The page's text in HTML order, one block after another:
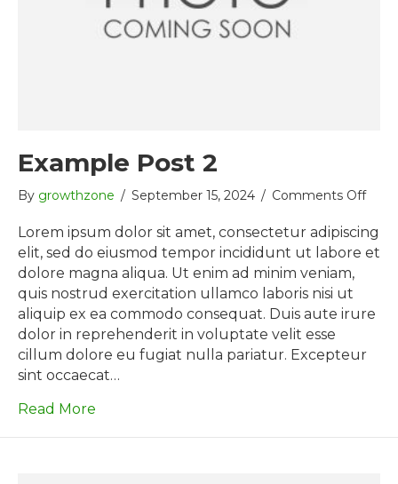
Example Post 2
By growthzone / September 15, 2024 / Comments Offon
Post
2
Lorem ipsum dolor sit amet, consectetur adipiscing
elit, sed do eiusmod tempor incididunt ut labore et
dolore magna aliqua. Ut enim ad minim veniam,
quis nostrud exercitation ullamco laboris nisi ut
aliquip ex ea commodo consequat. Duis aute irure
dolor in reprehenderit in voluptate velit esse
cillum dolore eu fugiat nulla pariatur. Excepteur
sint occaecat…
Read More